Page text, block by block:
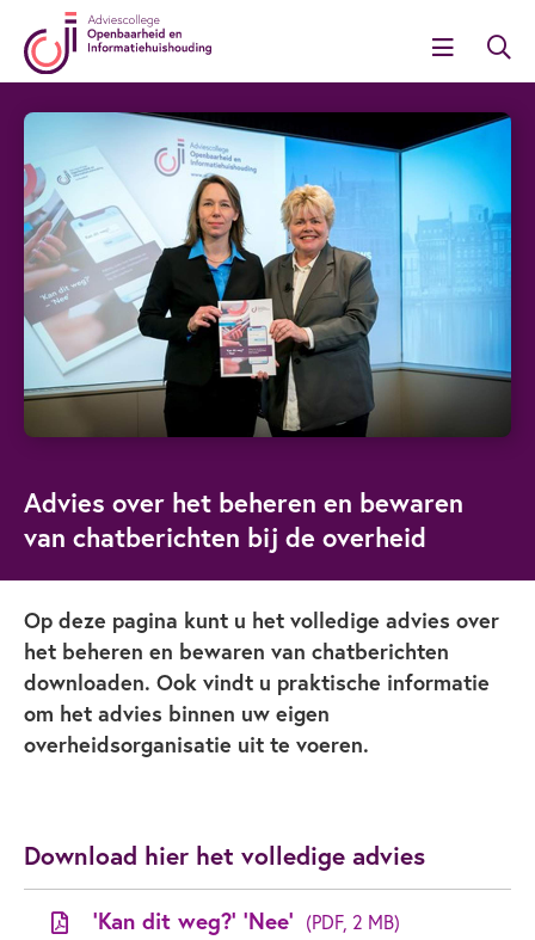
Advies over het beheren en bewaren
van chatberichten bij de overheid
Op deze pagina kunt u het volledige advies over
het beheren en bewaren van chatberichten
downloaden. Ook vindt u praktische informatie
om het advies binnen uw eigen
overheidsorganisatie uit te voeren.
Download hier het volledige advies
'Kan dit weg?' 'Nee' (PDF, 2 MB)